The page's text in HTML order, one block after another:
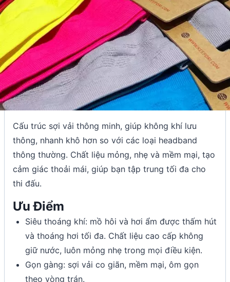
Cấu trúc sợi vải thông minh, giúp không khí lưu
thông, nhanh khô hơn so với các loại headband
thông thường. Chất liệu mỏng, nhẹ và mềm mại, tạo
cảm giác thoải mái, giúp bạn tập trung tối đa cho
thi đấu.
Ưu Điểm
Siêu thoáng khí: mồ hôi và hơi ẩm được thấm hút
và thoáng hơi tối đa. Chất liệu cao cấp không
giữ nước, luôn mỏng nhẹ trong mọi điều kiện.
Gọn gàng: sợi vải co giãn, mềm mại, ôm gọn
theo vòng trán.